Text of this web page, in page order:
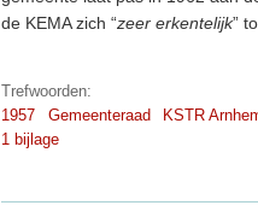
de KEMA zich “zeer erkentelijk”
Trefwoorden:
1957
Gemeenteraad KSTR
1 bijlage